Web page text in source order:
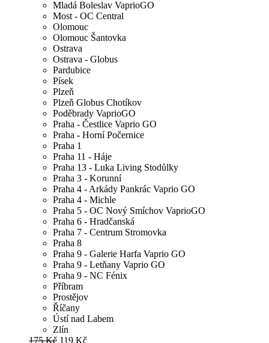
Mladá Boleslav VaprioGO
Most - OC Central
Olomouc
Olomouc Šantovka
Ostrava
Ostrava - Globus
Pardubice
Písek
Plzeň
Plzeň Globus Chotíkov
Poděbrady VaprioGO
Praha - Čestlice Vaprio GO
Praha - Horní Počernice
Praha 1
Praha 11 - Háje
Praha 13 - Luka Living Stodůlky
Praha 3 - Korunní
Praha 4 - Arkády Pankrác Vaprio GO
Praha 4 - Michle
Praha 5 - OC Nový Smíchov VaprioGO
Praha 6 - Hradčanská
Praha 7 - Centrum Stromovka
Praha 8
Praha 9 - Galerie Harfa Vaprio GO
Praha 9 - Letňany Vaprio GO
Praha 9 - NC Fénix
Příbram
Prostějov
Říčany
Ústí nad Labem
Zlín
175 Kč 119 Kč